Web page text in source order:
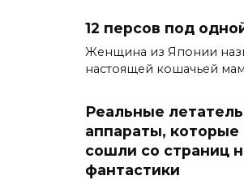
12 персов под
Женщина из Японии
настоящей кошачьей
Реальные
аппараты, которые
сошли со страниц
фантастики